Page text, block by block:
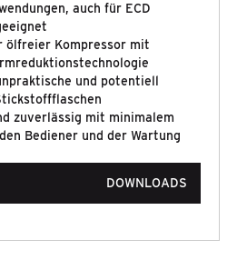
auch für ECD
ölfreier Kompressor mit
und potentiell
zuverlässig mit minimalem
Bediener und der Wartung
DOWNLOADS